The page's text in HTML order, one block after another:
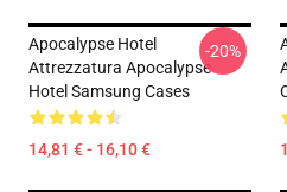
Apocalypse Hotel
Attrezzatura Apocalypse
Hotel Samsung Cases
14,81 € - 16,10 €
-20%